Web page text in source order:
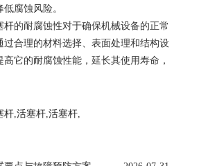
腐蚀风险。
杆的耐腐蚀性对于确保机械设备的正常
过合理的材料选择、表面处理和结构设
它的耐腐蚀性能，延长其使用寿命，
杆,活塞杆,活塞杆,